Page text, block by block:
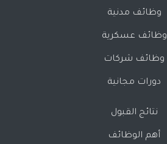
وظائف مدنية
وظائف عسكرية
وظائف شركات
دورات مجانية
نتائج القبول
أهم الوظائف